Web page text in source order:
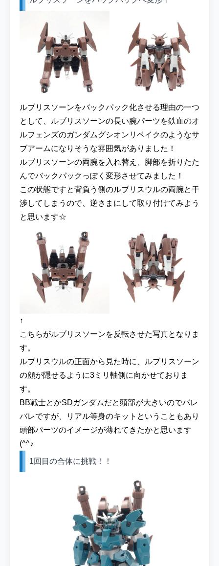
ルブリスソーンをバックパック化させる理由の一つ
として、ルブリスソーンの長い腕パーツを鉄血のオ
ルフェンズのガンダムグシオンリベイクのようなサ
ブアームになりそうな雰囲気がありました！
ルブリスソーンの両腕を入れ替え、脚部を折りたた
んでバックパックっぽく変形させてみました！
この状態ですと背負う側のルブリスウルの両腕と干
渉してしまうので、逆さまにして取り付けてみよう
と思います☆
↑
こちらがルブリスソーンを反転させた写真となりま
す。
ルブリスウルの正面から見た時に、ルブリスソーン
の顔が隠せるように3ミリ軸側に向かせておりま
す。
BB戦士とかSDガンダムだと頭部が大きいのでバレ
バレですが、リアル等身のキットということもあり
頭部パーツのイメージが薄れてきたかと思います
(^^♪
1回目の合体に挑戦！！